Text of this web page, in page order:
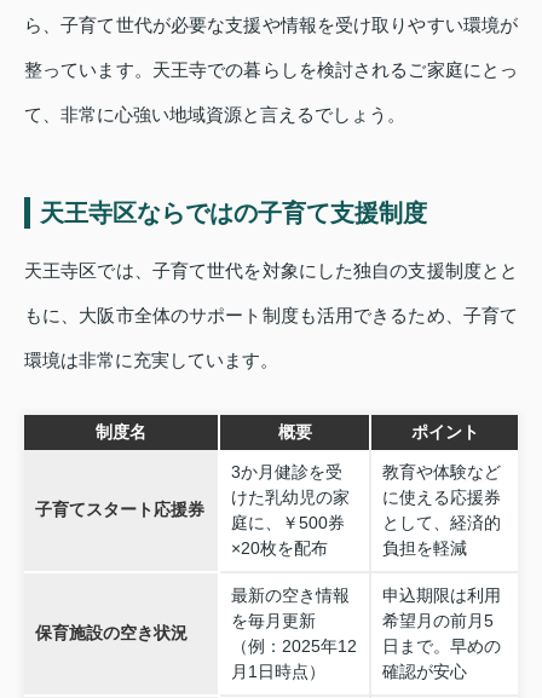
ら、子育て世代が必要な支援や情報を受け取りやすい環境が
整っています。天王寺での暮らしを検討されるご家庭にとっ
て、非常に心強い地域資源と言えるでしょう。
天王寺区ならではの子育て支援制度
天王寺区では、子育て世代を対象にした独自の支援制度とと
もに、大阪市全体のサポート制度も活用できるため、子育て
環境は非常に充実しています。
制度名 概要 ポイント
子育てスタート応援券
3か月健診を受
けた乳幼児の家
庭に、￥500券
×20枚を配布
教育や体験など
に使える応援券
として、経済的
負担を軽減
保育施設の空き状況
最新の空き情報
を毎月更新
（例：2025年12
月1日時点）
申込期限は利用
希望月の前月5
日まで。早めの
確認が安心